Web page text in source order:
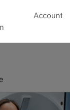
Account